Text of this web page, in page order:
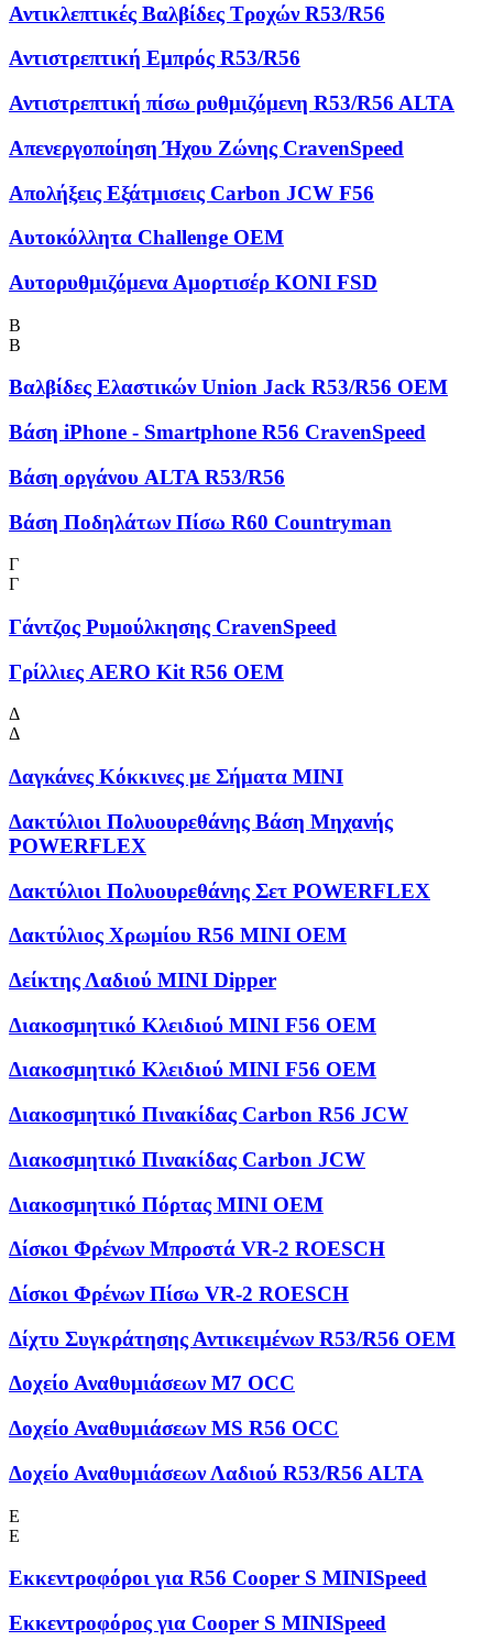
Αντικλεπτικές Βαλβίδες Τροχών R53/R56
Αντιστρεπτική Εμπρός R53/R56
Αντιστρεπτική πίσω ρυθμιζόμενη R53/R56 ALTA
Απενεργοποίηση Ήχου Ζώνης CravenSpeed
Απολήξεις Εξάτμισεις Carbon JCW F56
Αυτοκόλλητα Challenge OEM
Αυτορυθμιζόμενα Αμορτισέρ KONI FSD
Β
Β
Βαλβίδες Ελαστικών Union Jack R53/R56 OEM
Βάση iPhone - Smartphone R56 CravenSpeed
Βάση οργάνου ALTA R53/R56
Βάση Ποδηλάτων Πίσω R60 Countryman
Γ
Γ
Γάντζος Ρυμούλκησης CravenSpeed
Γρίλλιες AERO Kit R56 OEM
Δ
Δ
Δαγκάνες Κόκκινες με Σήματα MINI
Δακτύλιοι Πολυουρεθάνης Βάση Μηχανής
POWERFLEX
Δακτύλιοι Πολυουρεθάνης Σετ POWERFLEX
Δακτύλιος Χρωμίου R56 MINI OEM
Δείκτης Λαδιού MINI Dipper
Διακοσμητικό Κλειδιού MINI F56 OEM
Διακοσμητικό Κλειδιού MINI F56 OEM
Διακοσμητικό Πινακίδας Carbon R56 JCW
Διακοσμητικό Πινακίδας Carbon JCW
Διακοσμητικό Πόρτας MINI OEM
Δίσκοι Φρένων Μπροστά VR-2 ROESCH
Δίσκοι Φρένων Πίσω VR-2 ROESCH
Δίχτυ Συγκράτησης Αντικειμένων R53/R56 OEM
Δοχείο Αναθυμιάσεων M7 OCC
Δοχείο Αναθυμιάσεων MS R56 OCC
Δοχείο Αναθυμιάσεων Λαδιού R53/R56 ALTA
Ε
Ε
Εκκεντροφόροι για R56 Cooper S MINISpeed
Εκκεντροφόρος για Cooper S MINISpeed